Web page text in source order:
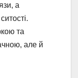
а
та
але й